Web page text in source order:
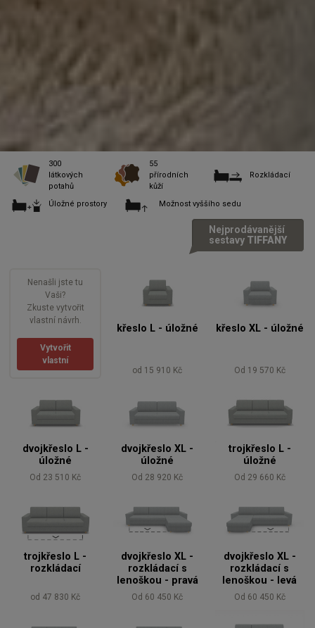
300
látkových
potahů
55
přírodních
kůží
Rozkládací
Úložné prostory Možnost vyššího sedu
Nejprodávanější
sestavy TIFFANY
Nenašli jste tu
Vaši?
Zkuste vytvořit
vlastní návrh.
Vytvořit
vlastní
křeslo L - úložné
od 15 910 Kč
křeslo XL - úložné
Od 19 570 Kč
dvojkřeslo L -
úložné
Od 23 510 Kč
dvojkřeslo XL -
úložné
Od 28 920 Kč
trojkřeslo L -
úložné
Od 29 660 Kč
trojkřeslo L -
rozkládací
od 47 830 Kč
dvojkřeslo XL -
rozkládací s
lenoškou - pravá
Od 60 450 Kč
dvojkřeslo XL -
rozkládací s
lenoškou - levá
Od 60 450 Kč